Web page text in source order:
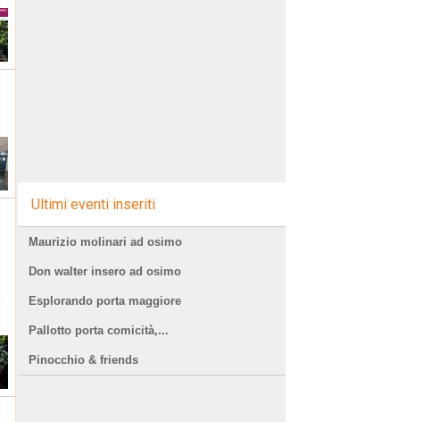
Ultimi eventi inseriti
Maurizio molinari ad osimo
Don walter insero ad osimo
Esplorando porta maggiore
Pallotto porta comicità,...
Pinocchio & friends